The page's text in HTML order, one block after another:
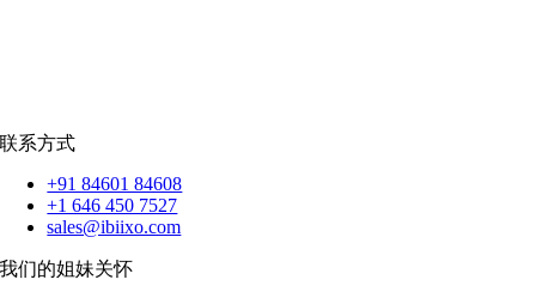
联系方式
+91 84601 84608
+1 646 450 7527
sales@ibiixo.com
我们的姐妹关怀